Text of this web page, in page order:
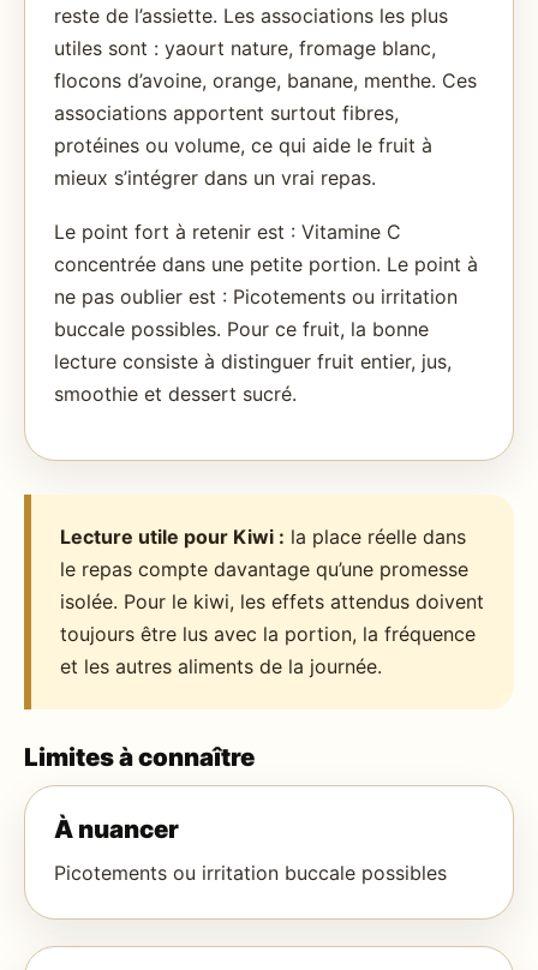
reste de l’assiette. Les associations les plus
utiles sont : yaourt nature, fromage blanc,
flocons d’avoine, orange, banane, menthe. Ces
associations apportent surtout fibres,
protéines ou volume, ce qui aide le fruit à
mieux s’intégrer dans un vrai repas.
Le point fort à retenir est : Vitamine C
concentrée dans une petite portion. Le point à
ne pas oublier est : Picotements ou irritation
buccale possibles. Pour ce fruit, la bonne
lecture consiste à distinguer fruit entier, jus,
smoothie et dessert sucré.
Lecture utile pour Kiwi : la place réelle dans
le repas compte davantage qu’une promesse
isolée. Pour le kiwi, les effets attendus doivent
toujours être lus avec la portion, la fréquence
et les autres aliments de la journée.
Limites à connaître
À nuancer
Picotements ou irritation buccale possibles